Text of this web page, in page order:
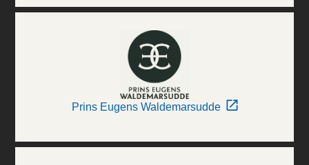
Prins Eugens Waldemarsudde